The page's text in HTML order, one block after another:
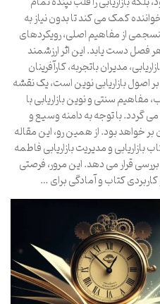
کمک می کند تا بدون نیاز به
از مفاهیم اصلی، رویکردهای
فصل دست یابد. این اثر ارزشمند
مدیران باتجربه، کارآفرینان
اصول بازاریابی نوین است، یک نقشه
سنتی و نوین بازاریابی با
گردد. با توجه به دامنه وسیع و
خواهد بود. از همین رو، این مقاله
و مدیریت بازاریابی فاطمه
قرار می دهد. این مرور، فرصتی
کتاب و آمادگی برای …